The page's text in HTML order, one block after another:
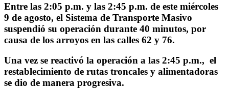
Entre las 2:05 p.m. y las 2:45 p.m. de este miércoles
9 de agosto, el Sistema de Transporte Masivo
suspendió su operación durante 40 minutos, por
causa de los arroyos en las calles 62 y 76.
Una vez se reactivó la operación a las 2:45 p.m., el
restablecimiento de rutas troncales y alimentadoras
se dio de manera progresiva.